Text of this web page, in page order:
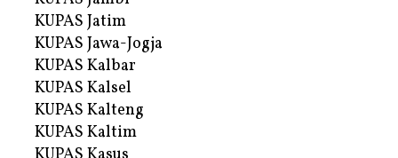
KUPAS Jatim
KUPAS Jawa-Jogja
KUPAS Kalbar
KUPAS Kalsel
KUPAS Kalteng
KUPAS Kaltim